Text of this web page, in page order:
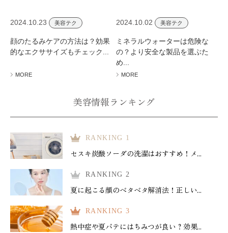
2024.10.23 美容テク
顔のたるみケアの方法は？効果
的なエクササイズもチェック...
MORE
2024.10.02 美容テク
ミネラルウォーターは危険な
の？より安全な製品を選ぶた
め...
MORE
美容情報ランキング
RANKING 1
セスキ炭酸ソーダの洗濯はおすすめ！メ...
RANKING 2
夏に起こる顔のベタベタ解消法！正しい...
RANKING 3
熱中症や夏バテにはちみつが良い？効果...